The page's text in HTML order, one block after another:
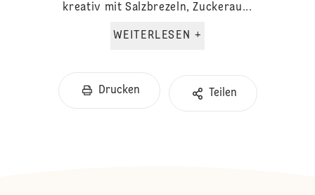
kreativ mit Salzbrezeln, Zuckerau...
WEITERLESEN +
Drucken Teilen